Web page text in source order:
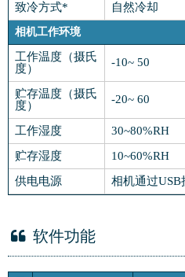
致冷方式*
自然冷却
相机工作环境
工作温度（摄氏
度）
-10~ 50
贮存温度（摄氏
度）
-20~ 60
工作湿度
30~80%RH
贮存湿度
10~60%RH
供电电源
相机通过USB
软件功能